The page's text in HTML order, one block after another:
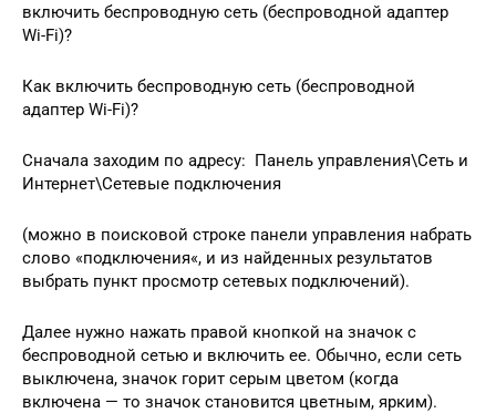
включить беспроводную сеть (беспроводной адаптер
Wi-Fi)?
Как включить беспроводную сеть (беспроводной
адаптер Wi-Fi)?
Сначала заходим по адресу: Панель управления\Сеть и
Интернет\Сетевые подключения
(можно в поисковой строке панели управления набрать
слово «подключения«, и из найденных результатов
выбрать пункт просмотр сетевых подключений).
Далее нужно нажать правой кнопкой на значок с
беспроводной сетью и включить ее. Обычно, если сеть
выключена, значок горит серым цветом (когда
включена — то значок становится цветным, ярким).